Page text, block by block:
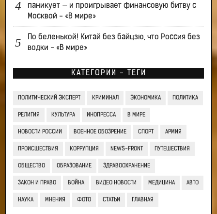
паникует — и проигрывает финансовую битву с
Москвой - «В мире»
По беленькой! Китай без байцзю, что Россия без
водки - «В мире»
КАТЕГОРИИ - ТЕГИ
ПОЛИТИЧЕСКИЙ ЭКСПЕРТ КРИМИНАЛ ЭКОНОМИКА ПОЛИТИКА
РЕЛИГИЯ КУЛЬТУРА ИНОПРЕССА В МИРЕ
НОВОСТИ РОССИИ ВОЕННОЕ ОБОЗРЕНИЕ СПОРТ АРМИЯ
ПРОИСШЕСТВИЯ КОРРУПЦИЯ NEWS-FRONT ПУТЕШЕСТВИЯ
ОБЩЕСТВО ОБРАЗОВАНИЕ ЗДРАВООХРАНЕНИЕ
ЗАКОН И ПРАВО ВОЙНА ВИДЕО НОВОСТИ МЕДИЦИНА АВТО
НАУКА МНЕНИЯ ФОТО СТАТЬИ ГЛАВНАЯ